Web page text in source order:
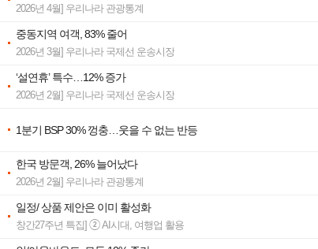
2026년 4월] 우리나라 관광통계
중동지역 여객, 83% 줄어
2026년 3월] 우리나라 국제선 운송시장
‘설연휴’ 특수…12% 증가
2026년 2월] 우리나라 국제선 운송시장
1분기 BSP 30% 껑충…웃을 수 없는 반등
한국 방문객, 26% 늘어났다
2026년 2월] 우리나라 관광통계
일정/ 상품 제안은 이미 활성화
창간27주년 특집] ② AI시대, 여행업 활용